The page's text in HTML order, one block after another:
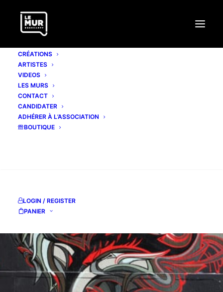
CRÉATIONS
ARTISTES
VIDEOS
LES MURS
CONTACT
CANDIDATER
ADHÉRER À L’ASSOCIATION
BOUTIQUE
LOGIN / REGISTER
PANIER